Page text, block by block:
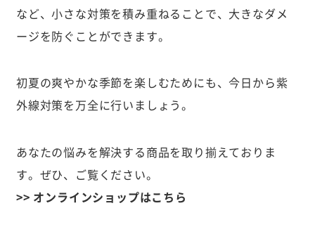
など、小さな対策を積み重ねることで、大きなダメ
ージを防ぐことができます。
初夏の爽やかな季節を楽しむためにも、今日から紫
外線対策を万全に行いましょう。
あなたの悩みを解決する商品を取り揃えておりま
す。ぜひ、ご覧ください。
>> オンラインショップはこちら